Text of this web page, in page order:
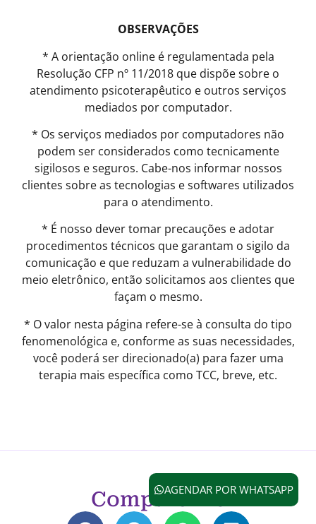
OBSERVAÇÕES
* A orientação online é regulamentada pela
Resolução CFP nº 11/2018 que dispõe sobre o
atendimento psicoterapêutico e outros serviços
mediados por computador.
* Os serviços mediados por computadores não
podem ser considerados como tecnicamente
sigilosos e seguros. Cabe-nos informar nossos
clientes sobre as tecnologias e softwares utilizados
para o atendimento.
* É nosso dever tomar precauções e adotar
procedimentos técnicos que garantam o sigilo da
comunicação e que reduzam a vulnerabilidade do
meio eletrônico, então solicitamos aos clientes que
façam o mesmo.
* O valor nesta página refere-se à consulta do tipo
fenomenológica e, conforme as suas necessidades,
você poderá ser direcionado(a) para fazer uma
terapia mais específica como TCC, breve, etc.
CompartilheAGENDAR POR WHATSAPP